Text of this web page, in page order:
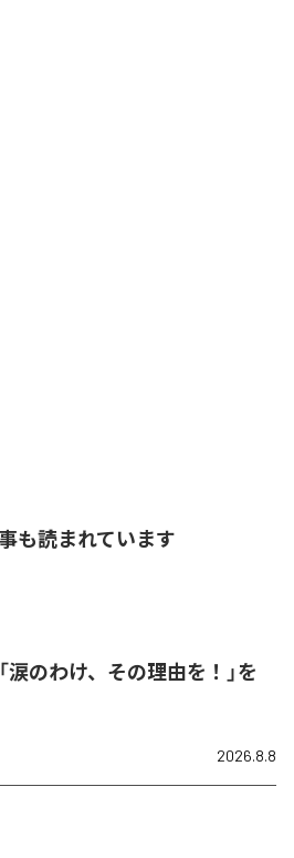
も読まれています
涙のわけ、その理由を！」を
2026.8.8